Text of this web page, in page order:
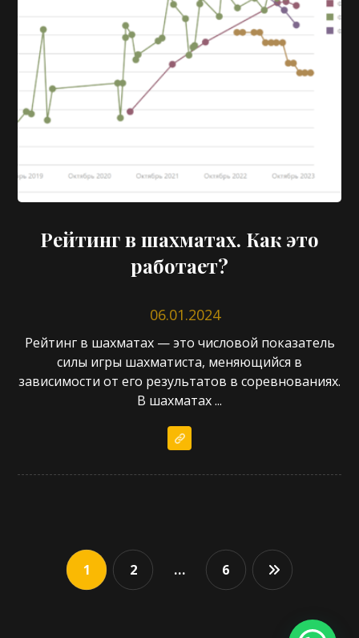
Рейтинг в шахматах. Как это
работает?
06.01.2024
Рейтинг в шахматах — это числовой показатель
силы игры шахматиста, меняющийся в
зависимости от его результатов в соревнованиях.
В шахматах ...
1 2 … 6